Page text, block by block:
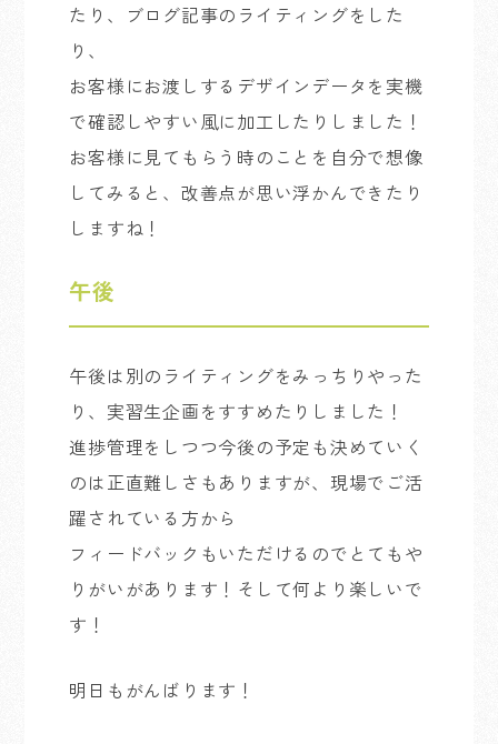
たり、ブログ記事のライティングをした
り、
お客様にお渡しするデザインデータを実機
で確認しやすい風に加工したりしました！
お客様に見てもらう時のことを自分で想像
してみると、改善点が思い浮かんできたり
しますね！
午後
午後は別のライティングをみっちりやった
り、実習生企画をすすめたりしました！
進捗管理をしつつ今後の予定も決めていく
のは正直難しさもありますが、現場でご活
躍されている方から
フィードバックもいただけるのでとてもや
りがいがあります！そして何より楽しいで
す！
明日もがんばります！